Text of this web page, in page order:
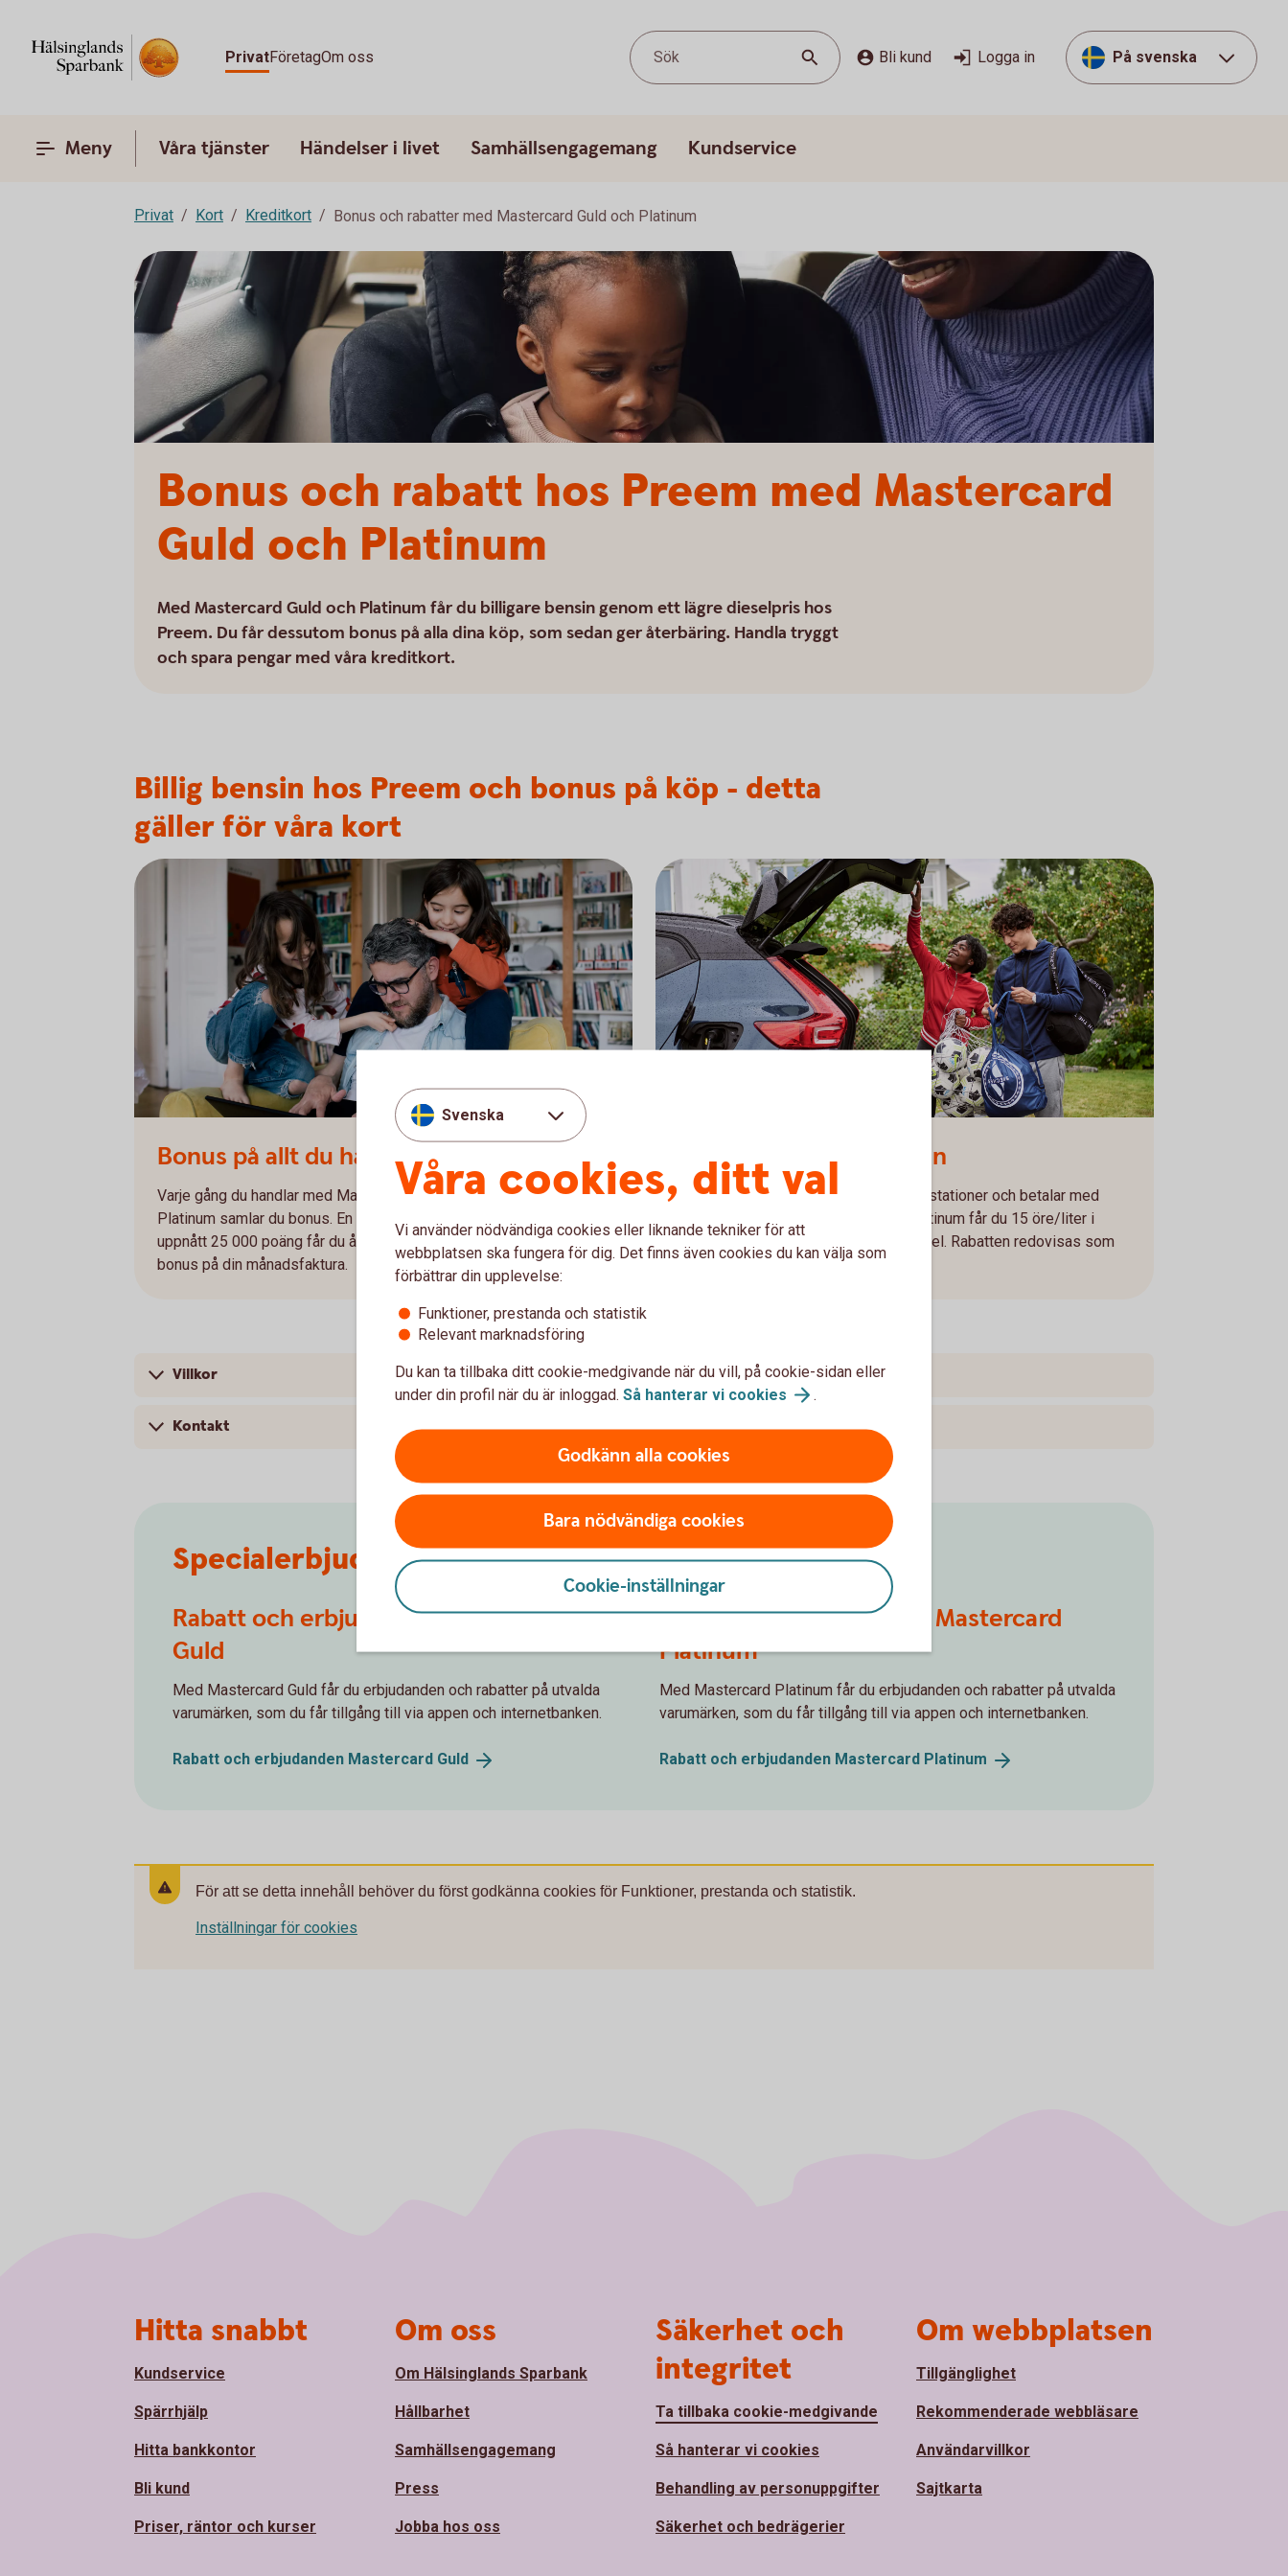
PrivatFöretagOm oss Sök Bli kund Logga in På svenska
Meny Våra tjänster Händelser i livet Samhällsengagemang Kundservice
Privat Kort Kreditkort Bonus och rabatter med Mastercard Guld och Platinum
Bonus och rabatt hos Preem med Mastercard
Guld och Platinum
Med Mastercard Guld och Platinum får du billigare bensin genom ett lägre dieselpris hos
Preem. Du får dessutom bonus på alla dina köp, som sedan ger återbäring. Handla tryggt
och spara pengar med våra kreditkort.
Billig bensin hos Preem och bonus på köp - detta
gäller för våra kort
Bonus på allt du handlar
Varje gång du handlar med Mastercard Guld eller Mastercard
Platinum samlar du bonus. En krona motsvarar en poäng. När du
uppnått 25 000 poäng får du återbäring på 100 kronor. Du ser aktuell
bonus på din månadsfaktura.
Preem, rabatt på bensin
När du tankar på Preems bemannade stationer och betalar med
Mastercard Guld eller Mastercard Platinum får du 15 öre/liter i
rabatt på bensin, etanol/ E85 och diesel. Rabatten redovisas som
en återbäring på din månadsfaktura.
Villkor
Kontakt
Specialerbjudanden från samarbetspartners
Rabatt och erbjudanden Mastercard
Guld
Med Mastercard Guld får du erbjudanden och rabatter på utvalda
varumärken, som du får tillgång till via appen och internetbanken.
Rabatt och erbjudanden Mastercard Guld
Rabatt och erbjudanden Mastercard
Platinum
Med Mastercard Platinum får du erbjudanden och rabatter på utvalda
varumärken, som du får tillgång till via appen och internetbanken.
Rabatt och erbjudanden Mastercard Platinum
För att se detta innehåll behöver du först godkänna cookies för Funktioner, prestanda och statistik.
Inställningar för cookies
Svenska
Våra cookies, ditt val
Vi använder nödvändiga cookies eller liknande tekniker för att
webbplatsen ska fungera för dig. Det finns även cookies du kan välja som
förbättrar din upplevelse:
Funktioner, prestanda och statistik
Relevant marknadsföring
Du kan ta tillbaka ditt cookie-medgivande när du vill, på cookie-sidan eller
under din profil när du är inloggad. Så hanterar vi cookies .
Godkänn alla cookies
Bara nödvändiga cookies
Cookie-inställningar
Hitta snabbt
Kundservice
Spärrhjälp
Hitta bankkontor
Bli kund
Priser, räntor och kurser
Om oss
Om Hälsinglands Sparbank
Hållbarhet
Samhällsengagemang
Press
Jobba hos oss
Säkerhet och
integritet
Ta tillbaka cookie-medgivande
Så hanterar vi cookies
Behandling av personuppgifter
Säkerhet och bedrägerier
Om webbplatsen
Tillgänglighet
Rekommenderade webbläsare
Användarvillkor
Sajtkarta